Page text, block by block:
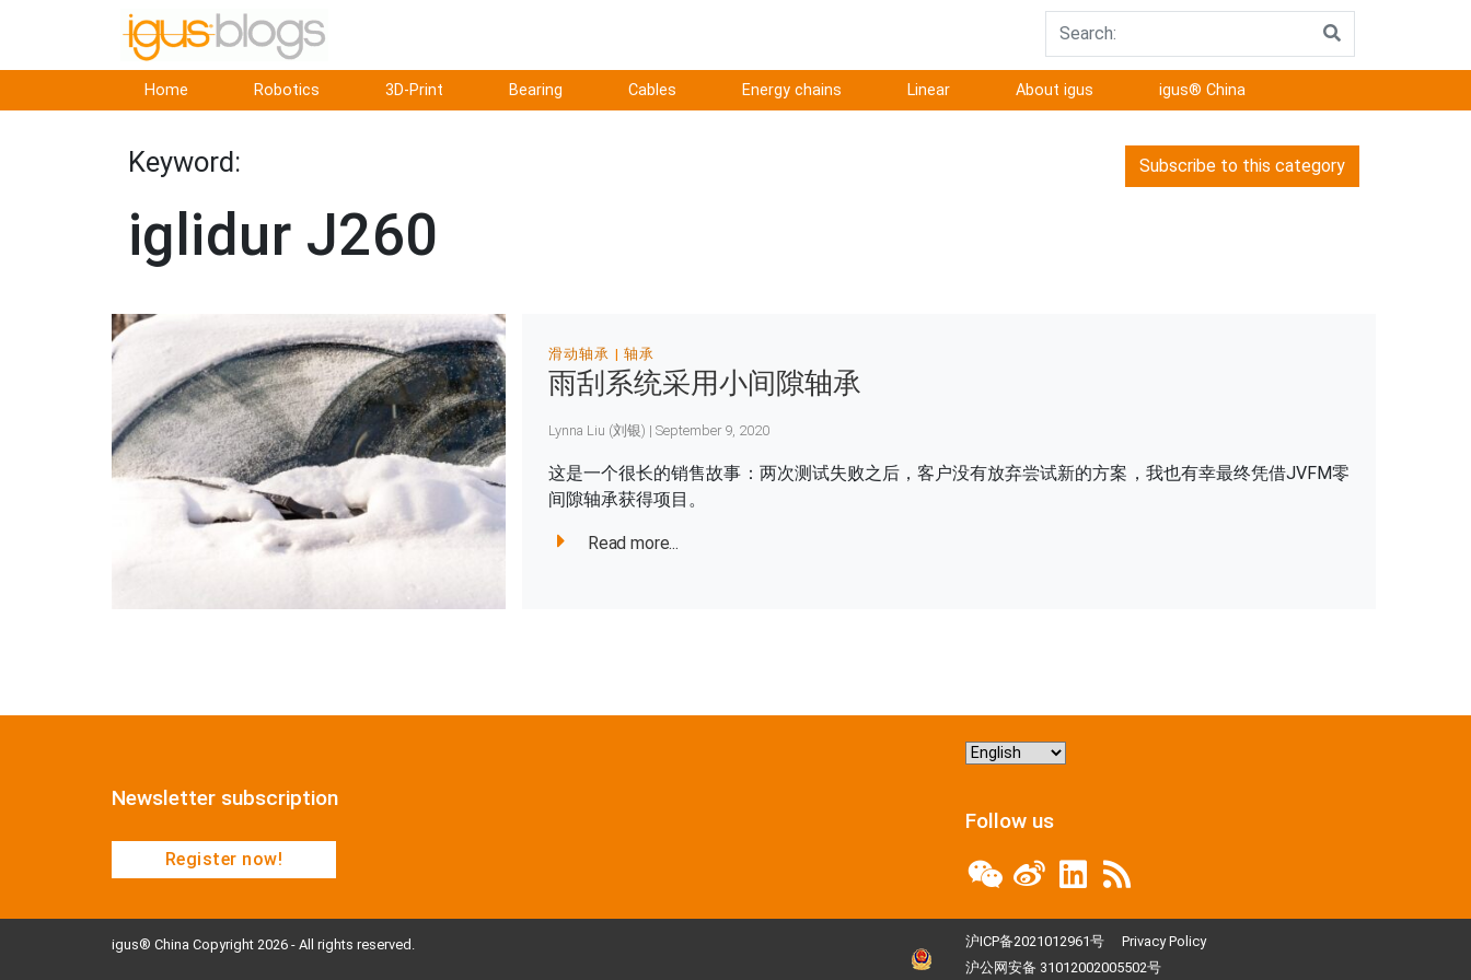
Home Robotics 3D-Print Bearing Cables Energy chains Linear About igus igus® China
Keyword:
iglidur J260
Subscribe to this category
滑动轴承 轴承
雨刮系统采用小间隙轴承
Lynna Liu (刘银) | September 9, 2020
这是一个很长的销售故事：两次测试失败之后，客户没有放弃尝试新的方案，我也有幸最终凭借JVFM零
间隙轴承获得项目。
Read more...
Newsletter subscription
Register now!
Choose
Follow us
igus® China Copyright 2026 - All rights reserved. 沪ICP备2021012961号
Privacy Policy
沪公网安备 31012002005502号